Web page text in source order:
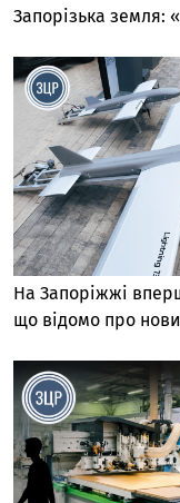
Запорізька
На Запоріжжі
що відомо про